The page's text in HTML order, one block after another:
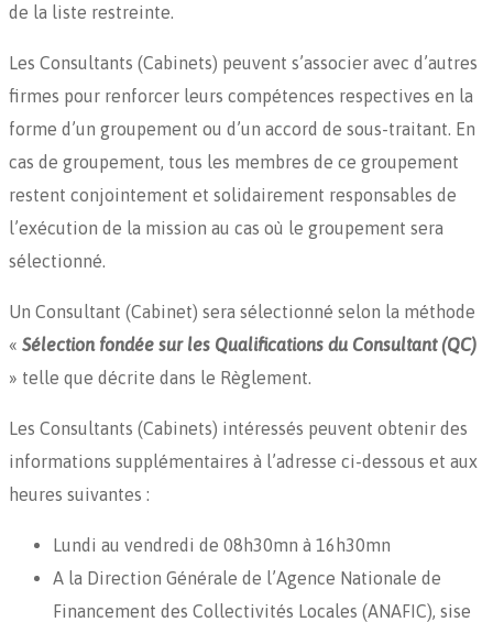
de la liste restreinte.
Les Consultants (Cabinets) peuvent s’associer avec d’autres
firmes pour renforcer leurs compétences respectives en la
forme d’un groupement ou d’un accord de sous-traitant. En
cas de groupement, tous les membres de ce groupement
restent conjointement et solidairement responsables de
l’exécution de la mission au cas où le groupement sera
sélectionné.
Un Consultant (Cabinet) sera sélectionné selon la méthode
« Sélection fondée sur les Qualifications du Consultant (QC)
» telle que décrite dans le Règlement.
Les Consultants (Cabinets) intéressés peuvent obtenir des
informations supplémentaires à l’adresse ci-dessous et aux
heures suivantes :
Lundi au vendredi de 08h30mn à 16h30mn
A la Direction Générale de l’Agence Nationale de
Financement des Collectivités Locales (ANAFIC), sise